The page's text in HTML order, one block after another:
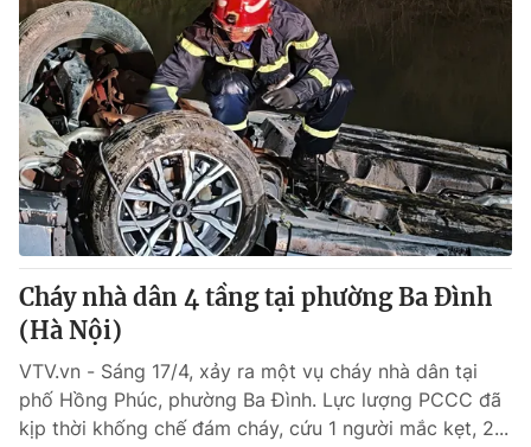
Cháy nhà dân 4 tầng tại phường Ba Đình
(Hà Nội)
VTV.vn - Sáng 17/4, xảy ra một vụ cháy nhà dân tại
phố Hồng Phúc, phường Ba Đình. Lực lượng PCCC đã
kịp thời khống chế đám cháy, cứu 1 người mắc kẹt, 2...